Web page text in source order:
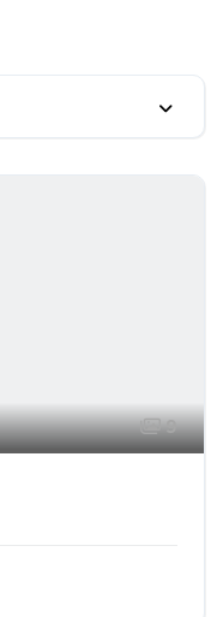
9